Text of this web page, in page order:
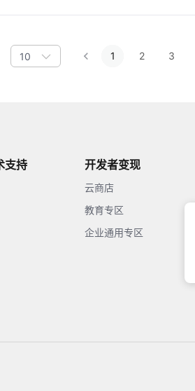
10 1 2 3
支持 开发者变现
云商店
教育专区
企业通用专区